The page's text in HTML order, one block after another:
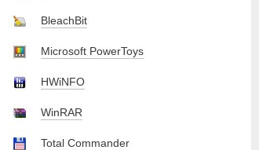
BleachBit
Microsoft PowerToys
HWiNFO
WinRAR
Total Commander